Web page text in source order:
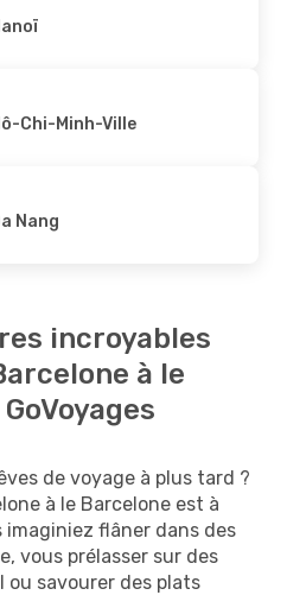
Chi-Minh-Ville
Nang
incroyables
à le
de voyage à plus tard ?
à le Barcelone est à
imaginiez flâner dans des
vous prélasser sur des
ou savourer des plats